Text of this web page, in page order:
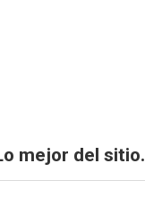
mejor del sitio.